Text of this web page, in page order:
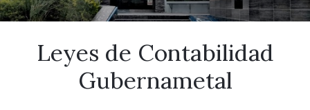
Leyes de Contabilidad
Gubernametal